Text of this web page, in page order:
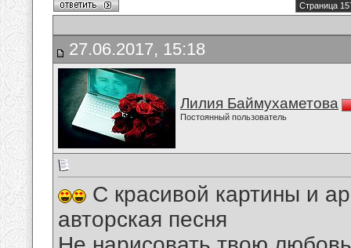
Страница
27.06.2017, 15:18
Лилия Баймухаметова
Постоянный пользователь
С красивой картины и
авторская песня